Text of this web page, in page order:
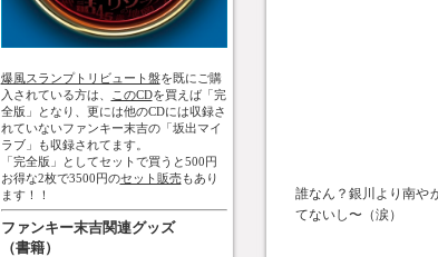
爆風スランプトリビュート盤を既にご購
入されている方は、
このCDを買えば「完
全版」となり、更には他のCDには収録さ
れていないファンキー末吉の「坂出マイ
ラブ」も収録されてます。
「完全版」としてセットで買うと500円
お得な2枚で3500円のセット販売もあり
ます！！
ファンキー末吉関連グッズ
（書籍）
誰なん？銀川より南や
てないし〜（涙）